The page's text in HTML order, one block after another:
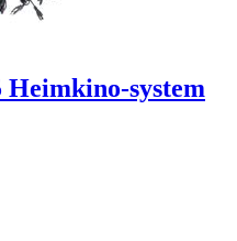
Heimkino-system